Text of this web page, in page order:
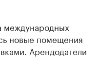
международных
новые помещения
Арендодатели